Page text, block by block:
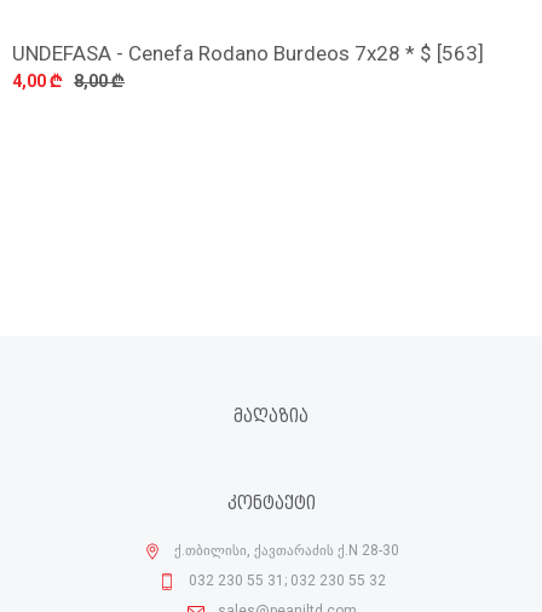
დამატება
UNDEFASA - Cenefa Rodano Burdeos 7x28 * $ [563]
4,00 ₾ 8,00 ₾
ᲛᲐᲦᲐᲖᲘᲐ
ᲙᲝᲜᲢᲐᲥᲢᲘ
ქ.თბილისი, ქავთარაძის ქ.N 28-30
032 230 55 31; 032 230 55 32